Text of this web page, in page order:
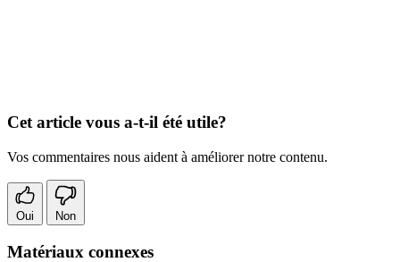
Cet article vous a-t-il été utile?
Vos commentaires nous aident à améliorer notre contenu.
Oui Non
Matériaux connexes